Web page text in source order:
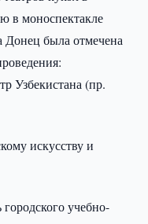
в моноспектакле
была отмечена
Узбекистана (пр.
искусству и
учебно-